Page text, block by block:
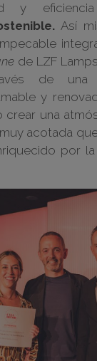
y
Así
de LZF
de una
y
crear una
acotada
por